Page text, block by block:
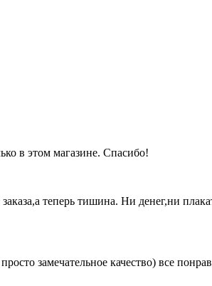
в этом магазине. Спасибо!
теперь тишина. Ни денег,ни
замечательное качество) все